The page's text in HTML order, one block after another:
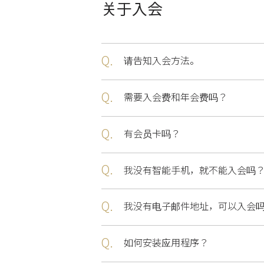
关于入会
Q. 请告知入会方法。
Q. 需要入会费和年会费吗？
Q. 有会员卡吗？
Q. 我没有智能手机，就不能入会吗
Q. 我没有电子邮件地址，可以入会
Q. 如何安装应用程序？